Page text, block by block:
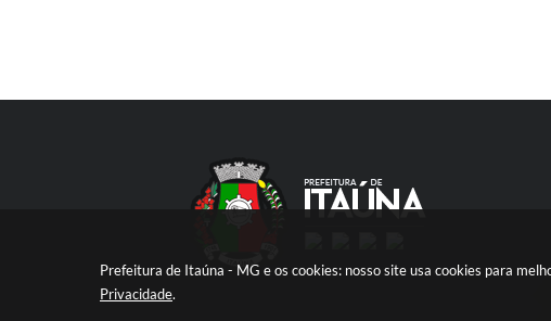
Prefeitura de Itaúna - MG e os cookies: nosso site usa cookies para
Privacidade.